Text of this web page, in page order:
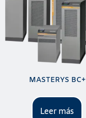
MASTERYS BC+
Leer más